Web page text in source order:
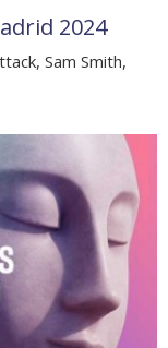
2024
Sam Smith,